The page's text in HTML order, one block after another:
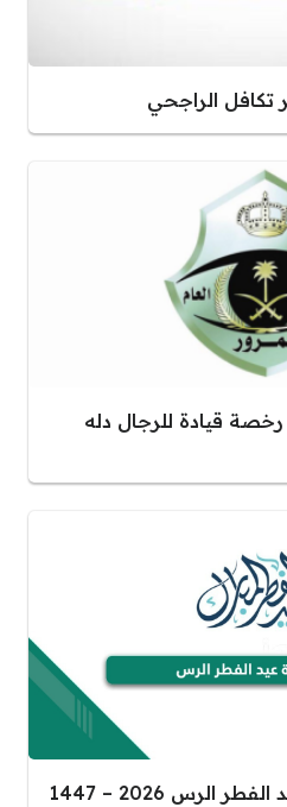
تكافل الراجحي
قيادة للرجال دله
2026 – 1447